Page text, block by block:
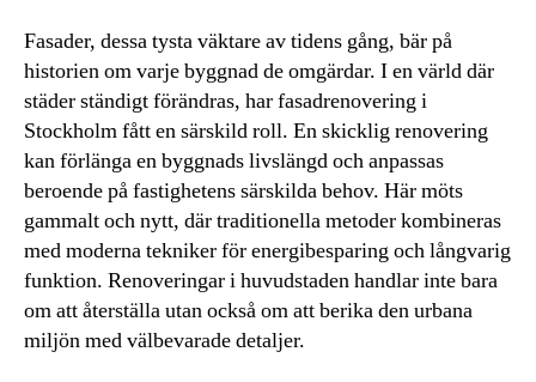
Fasader, dessa tysta väktare av tidens gång, bär på
historien om varje byggnad de omgärdar. I en värld där
städer ständigt förändras, har fasadrenovering i
Stockholm fått en särskild roll. En skicklig renovering
kan förlänga en byggnads livslängd och anpassas
beroende på fastighetens särskilda behov. Här möts
gammalt och nytt, där traditionella metoder kombineras
med moderna tekniker för energibesparing och långvarig
funktion. Renoveringar i huvudstaden handlar inte bara
om att återställa utan också om att berika den urbana
miljön med välbevarade detaljer.